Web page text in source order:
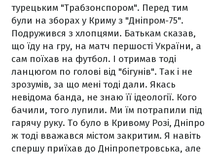
турецьким "Трабзонспором". Перед тим
були на зборах у Криму з "Дніпром-75".
Подружився з хлопцями. Батькам сказав,
що їду на гру, на матч першості України, а
сам поїхав на футбол. І отримав тоді
ланцюгом по голові від "бігунів". Так і не
зрозумів, за що мені тоді дали. Якась
невідома банда, не знаю її ідеології. Кого
бачили, того лупили. Ми їм потрапили під
гарячу руку. То було в Кривому Розі, Дніпро
ж тоді вважався містом закритим. Я навіть
спершу приїхав до Дніпропетровська, але